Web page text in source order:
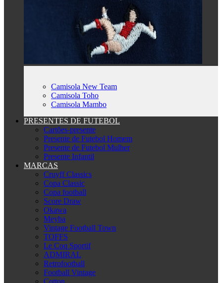
Camisola New Team
Camisola Toho
Camisola Mambo
PRESENTES DE FUTEBOL
Cartões-presente
Presente de Futebol Homem
Presente de Futebol Mulher
Presente Infantil
MARCAS
Cruyff Classics
Copa Classic
Copa football
Score Draw
Okawa
Meyba
Vintage Football Town
TOFFS
Le Coq Sportif
ADMIRAL
Retrofootball
Football Vintage
Cotton